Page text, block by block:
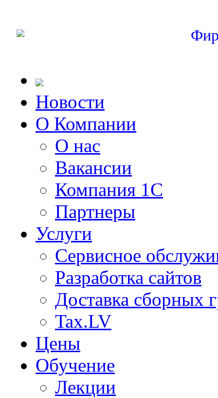
Новости
О Компании
О нас
Вакансии
Компания 1С
Партнеры
Услуги
Сервисное
Разработка сайтов
Доставка сборных
Tax.LV
Цены
Обучение
Лекции